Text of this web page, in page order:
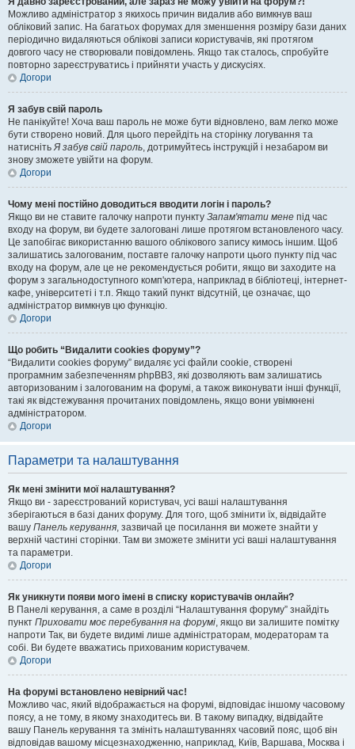
Можливо адміністратор з якихось причин видалив або вимкнув ваш
обліковий запис. На багатьох форумах для зменшення розміру бази даних
періодично видаляються облікові записи користувачів, які протягом
довгого часу не створювали повідомлень. Якщо так сталось, спробуйте
повторно зареєструватись і прийняти участь у дискусіях.
Догори
Я забув свій пароль
Не панікуйте! Хоча ваш пароль не може бути відновлено, вам легко може
бути створено новий. Для цього перейдіть на сторінку логування та
натиснітьЯ забув свій пароль, дотримуйтесь інструкцій і незабаром ви
знову зможете увійти на форум.
Догори
Чому мені постійно доводиться вводити логін і пароль?
Якщо ви не ставите галочку напроти пункту Запам'ятати мене під час
входу на форум, ви будете залоговані лише протягом встановленого часу.
Це запобігає використанню вашого облікового запису кимось іншим. Щоб
залишатись залогованим, поставте галочку напроти цього пункту під час
входу на форум, але це не рекомендується робити, якщо ви заходите на
форум з загальнодоступного комп'ютера, наприклад в бібліотеці, інтернет-
кафе, університеті і т.п. Якщо такий пункт відсутній, це означає, що
адміністратор вимкнув цю функцію.
Догори
Що робить “Видалити cookies форуму”?
“Видалити cookies форуму” видаляє усі файли cookie, створені
програмним забезпеченням phpBB3, які дозволяють вам залишатись
авторизованим і залогованим на форумі, а також виконувати інші функції,
такі як відстежування прочитаних повідомлень, якщо вони увімкнені
адміністратором.
Догори
Параметри та налаштування
Як мені змінити мої налаштування?
Якщо ви - зареєстрований користувач, усі ваші налаштування
зберігаються в базі даних форуму. Для того, щоб змінити їх, відвідайте
вашу Панель керування, зазвичай це посилання ви можете знайти у
верхній частині сторінки. Там ви зможете змінити усі ваші налаштування
та параметри.
Догори
Як уникнути появи мого імені в списку користувачів онлайн?
В Панелі керування, а саме в розділі “Налаштування форуму” знайдіть
пункт Приховати моє перебування на форумі, якщо ви залишите помітку
напроти Так, ви будете видимі лише адміністраторам, модераторам та
собі. Ви будете вважатись прихованим користувачем.
Догори
На форумі встановлено невірний час!
Можливо час, який відображається на форумі, відповідає іншому часовому
поясу, а не тому, в якому знаходитесь ви. В такому випадку, відвідайте
вашу Панель керування та змініть налаштуваннях часовий пояс, щоб він
відповідав вашому місцезнаходженню, наприклад, Київ, Варшава, Москва і